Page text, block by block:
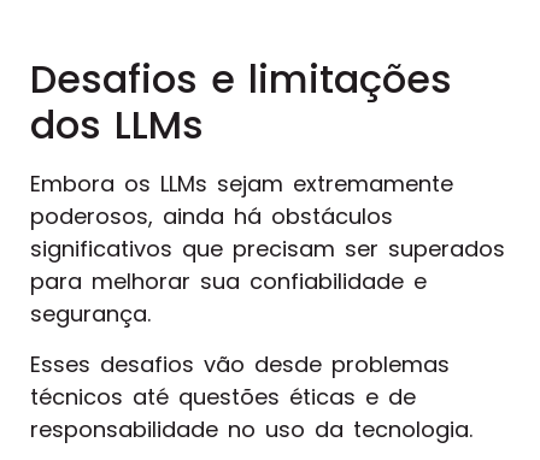
Desafios e limitações
dos LLMs
Embora os LLMs sejam extremamente
poderosos, ainda há obstáculos
significativos que precisam ser superados
para melhorar sua confiabilidade e
segurança.
Esses desafios vão desde problemas
técnicos até questões éticas e de
responsabilidade no uso da tecnologia.